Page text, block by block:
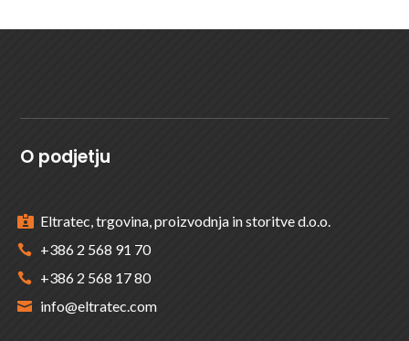
O podjetju
 Eltratec, trgovina, proizvodnja in storitve d.o.o.
 +386 2 568 91 70
 +386 2 568 17 80
 info@eltratec.com